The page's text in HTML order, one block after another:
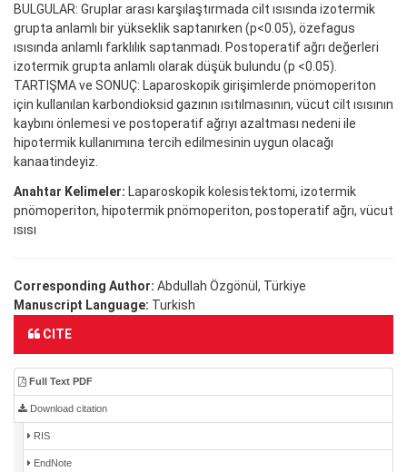
BULGULAR: Gruplar arası karşılaştırmada cilt ısısında izotermik
grupta anlamlı bir yükseklik saptanırken (p<0.05), özefagus
ısısında anlamlı farklılık saptanmadı. Postoperatif ağrı değerleri
izotermik grupta anlamlı olarak düşük bulundu (p <0.05).
TARTIŞMA ve SONUÇ: Laparoskopik girişimlerde pnömoperiton
için kullanılan karbondioksid gazının ısıtılmasının, vücut cilt ısısının
kaybını önlemesi ve postoperatif ağrıyı azaltması nedeni ile
hipotermik kullanımına tercih edilmesinin uygun olacağı
kanaatindeyiz.
Anahtar Kelimeler: Laparoskopik kolesistektomi, izotermik
pnömoperiton, hipotermik pnömoperiton, postoperatif ağrı, vücut
ısısı
Corresponding Author: Abdullah Özgönül, Türkiye
Manuscript Language: Turkish
CITE
Full Text PDF
Download citation
RIS
EndNote